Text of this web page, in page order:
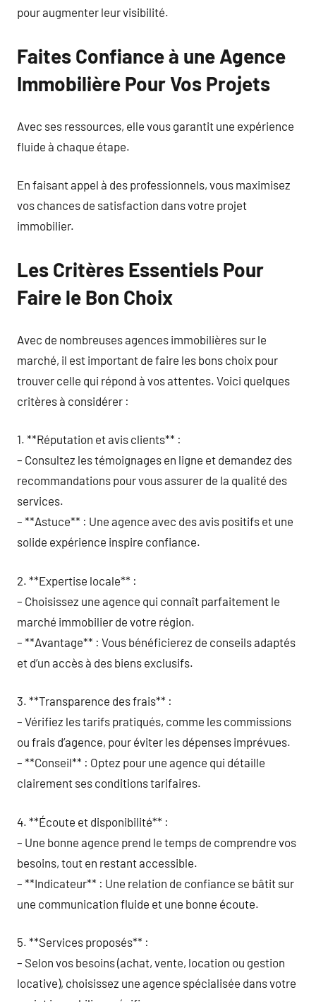
pour augmenter leur visibilité.
Faites Confiance à une Agence
Immobilière Pour Vos Projets
Avec ses ressources, elle vous garantit une expérience
fluide à chaque étape.
En faisant appel à des professionnels, vous maximisez
vos chances de satisfaction dans votre projet
immobilier.
Les Critères Essentiels Pour
Faire le Bon Choix
Avec de nombreuses agences immobilières sur le
marché, il est important de faire les bons choix pour
trouver celle qui répond à vos attentes. Voici quelques
critères à considérer :
1. **Réputation et avis clients** :
– Consultez les témoignages en ligne et demandez des
recommandations pour vous assurer de la qualité des
services.
– **Astuce** : Une agence avec des avis positifs et une
solide expérience inspire confiance.
2. **Expertise locale** :
– Choisissez une agence qui connaît parfaitement le
marché immobilier de votre région.
– **Avantage** : Vous bénéficierez de conseils adaptés
et d’un accès à des biens exclusifs.
3. **Transparence des frais** :
– Vérifiez les tarifs pratiqués, comme les commissions
ou frais d’agence, pour éviter les dépenses imprévues.
– **Conseil** : Optez pour une agence qui détaille
clairement ses conditions tarifaires.
4. **Écoute et disponibilité** :
– Une bonne agence prend le temps de comprendre vos
besoins, tout en restant accessible.
– **Indicateur** : Une relation de confiance se bâtit sur
une communication fluide et une bonne écoute.
5. **Services proposés** :
– Selon vos besoins (achat, vente, location ou gestion
locative), choisissez une agence spécialisée dans votre